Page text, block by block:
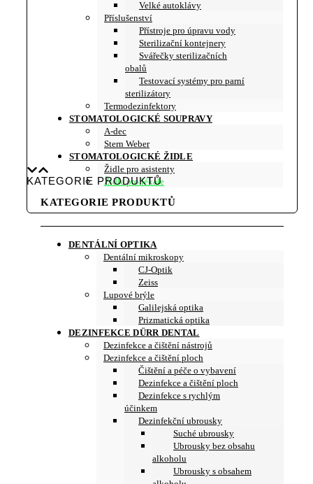
Velké autoklávy
Příslušenství
Přístroje pro úpravu vody
Sterilizační kontejnery
Svářečky sterilizačních
obalů
Testovací systémy pro parní
sterilizátory
Termodezinfektory
STOMATOLOGICKÉ SOUPRAVY
A-dec
Stern Weber
STOMATOLOGICKÉ ŽIDLE
Židle pro asistenty
Židle pro lékaře
KATEGORIE PRODUKTŮ
KATEGORIE PRODUKTŮ
DENTÁLNÍ OPTIKA
Dentální mikroskopy
CJ-Optik
Zeiss
Lupové brýle
Galilejská optika
Prizmatická optika
DEZINFEKCE DÜRR DENTAL
Dezinfekce a čištění nástrojů
Dezinfekce a čištění ploch
Čištění a péče o vybavení
Dezinfekce a čištění ploch
Dezinfekce s rychlým
účinkem
Dezinfekční ubrousky
Suché ubrousky
Ubrousky bez obsahu
alkoholu
Ubrousky s obsahem